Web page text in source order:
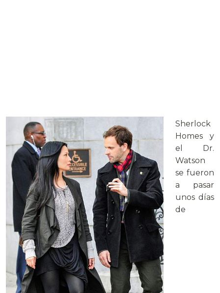
Sherlock
Homes y
el Dr.
Watson
se fueron
a pasar
unos días
de